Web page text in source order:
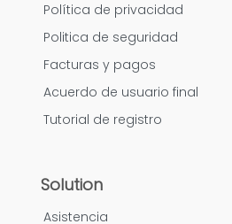
Política de privacidad
Politica de seguridad
Facturas y pagos
Acuerdo de usuario final
Tutorial de registro
Solution
Asistencia